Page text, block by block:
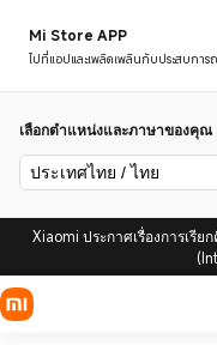
Mi Store APP
ไปที่แอปและเพลิดเพลินกับประสบกา
เลือกตำแหน่งและภาษาของคุณ
ประเทศไทย / ไทย
Xiaomi ประกาศเรื่องการเรี